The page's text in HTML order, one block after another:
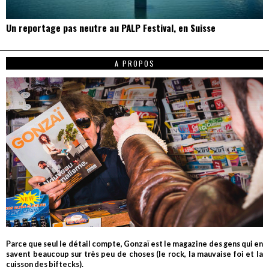
Un reportage pas neutre au PALP Festival, en Suisse
A PROPOS
Parce que seul le détail compte, Gonzaï est le magazine des gens qui en
savent beaucoup sur très peu de choses (le rock, la mauvaise foi et la
cuisson des biftecks).